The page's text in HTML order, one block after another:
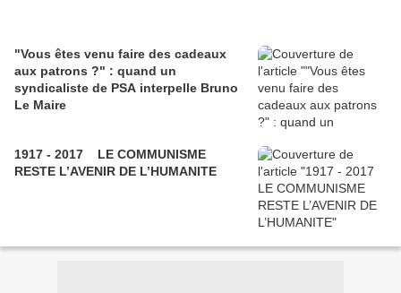
"Vous êtes venu faire des cadeaux
aux patrons ?" : quand un
syndicaliste de PSA interpelle Bruno
Le Maire
1917 - 2017 LE COMMUNISME
RESTE L’AVENIR DE L’HUMANITE